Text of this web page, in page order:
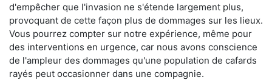
d'empêcher que l'invasion ne s'étende largement plus,
provoquant de cette façon plus de dommages sur les lieux.
Vous pourrez compter sur notre expérience, même pour
des interventions en urgence, car nous avons conscience
de l'ampleur des dommages qu'une population de cafards
rayés peut occasionner dans une compagnie.